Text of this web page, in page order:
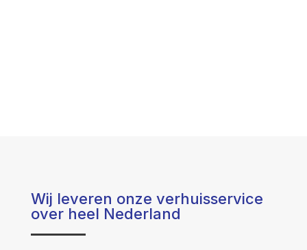
Wij leveren onze verhuisservice
over heel Nederland